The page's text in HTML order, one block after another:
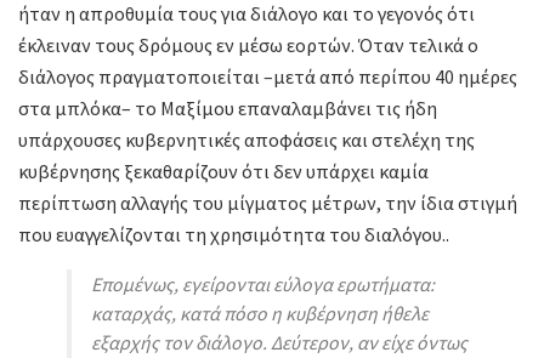
ήταν η απροθυμία τους για διάλογο και το γεγονός ότι
έκλειναν τους δρόμους εν μέσω εορτών. Όταν τελικά ο
διάλογος πραγματοποιείται –μετά από περίπου 40 ημέρες
στα μπλόκα– το Μαξίμου επαναλαμβάνει τις ήδη
υπάρχουσες κυβερνητικές αποφάσεις και στελέχη της
κυβέρνησης ξεκαθαρίζουν ότι δεν υπάρχει καμία
περίπτωση αλλαγής του μίγματος μέτρων, την ίδια στιγμή
που ευαγγελίζονται τη χρησιμότητα του διαλόγου..
Επομένως, εγείρονται εύλογα ερωτήματα:
καταρχάς, κατά πόσο η κυβέρνηση ήθελε
εξαρχής τον διάλογο. Δεύτερον, αν είχε όντως